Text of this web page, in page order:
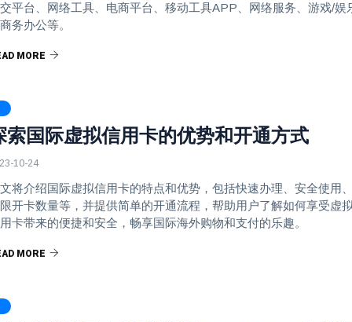
平台、网络工具、电商平台、移动工具APP、网络服务、游戏/娱
务办公等。
MORE
索国际虚拟信用卡的优势和开通方式
10-24
将介绍国际虚拟信用卡的特点和优势，包括快速办理、安全使用
开卡数量等，并提供简单的开通流程，帮助用户了解如何享受虚
卡带来的便捷和安全，畅享国际海外购物和支付的乐趣。
MORE